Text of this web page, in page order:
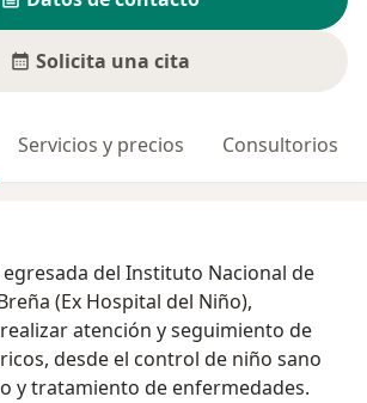
Solicita una cita
Servicios y precios Consultorios
del Instituto Nacional de
(Ex Hospital del Niño),
atención y seguimiento de
desde el control de niño sano
y tratamiento de enfermedades.